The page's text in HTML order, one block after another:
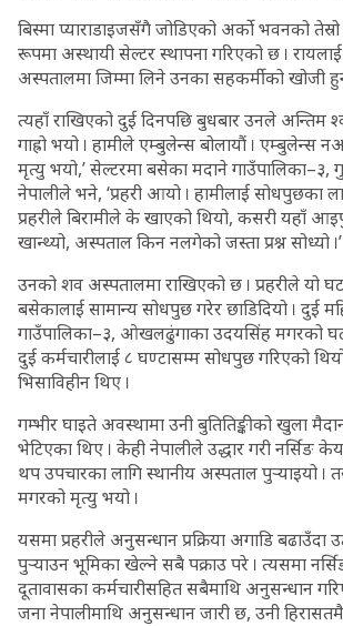
बिस्मा प्याराडाइजसँगै जोडिएको अर्को भवनको
रूपमा अस्थायी सेल्टर स्थापना गरिएको छ ।
अस्पतालमा जिम्मा लिने उनका सहकर्मीको खोजी
त्यहाँ राखिएको दुई दिनपछि बुधबार उनले अन्तिम
गाह्रो भयो । हामीले एम्बुलेन्स बोलायौं । एम्बुलेन्स
मृत्यु भयो,’ सेल्टरमा बसेका मदाने गाउँपालिका–३,
नेपालीले भने, ‘प्रहरी आयो । हामीलाई सोधपुछका
प्रहरीले बिरामीले के खाएको थियो, कसरी यहाँ
खान्थ्यो, अस्पताल किन नलगेको जस्ता प्रश्न सोध्यो ।’
उनको शव अस्पतालमा राखिएको छ । प्रहरीले यो
बसेकालाई सामान्य सोधपुछ गरेर छाडिदियो । दुई
गाउँपालिका–३, ओखलढुंगाका उदयसिंह मगरको
दुई कर्मचारीलाई ८ घण्टासम्म सोधपुछ गरिएको
भिसाविहीन थिए ।
गम्भीर घाइते अवस्थामा उनी बुतितिङ्कीको खुला
भेटिएका थिए । केही नेपालीले उद्धार गरी नर्सिङ
थप उपचारका लागि स्थानीय अस्पताल पुर्‍याइयो ।
मगरको मृत्यु भयो ।
यसमा प्रहरीले अनुसन्धान प्रक्रिया अगाडि बढाउँदा
पुर्‍याउन भूमिका खेल्ने सबै पक्राउ परे । त्यसमा
दूतावासका कर्मचारीसहित सबैमाथि अनुसन्धान
जना नेपालीमाथि अनुसन्धान जारी छ, उनी